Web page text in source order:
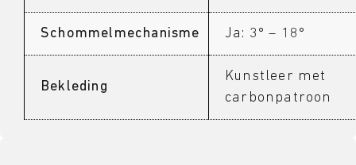
Schommelmechanisme Ja: 3° – 18°
Bekleding
Kunstleer met
carbonpatroon